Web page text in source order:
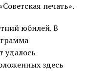
печать».
юбилей. В
удалось
здесь